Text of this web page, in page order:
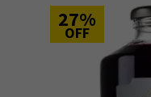
27%
OFF